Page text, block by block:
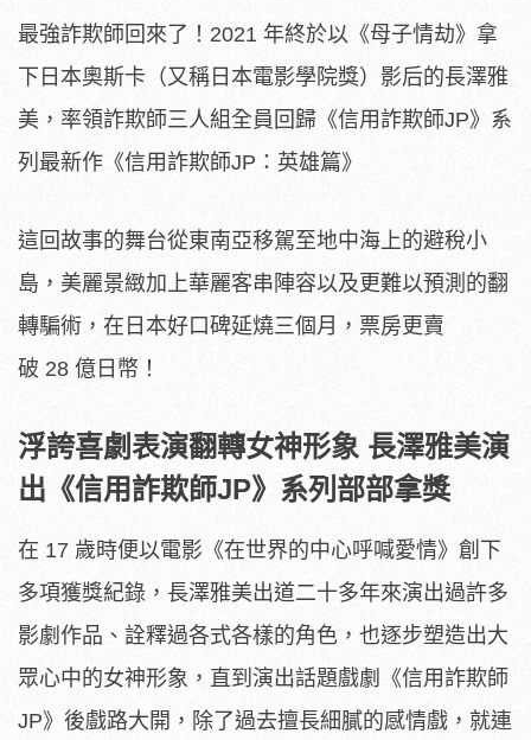
最強詐欺師回來了！2021 年終於以《母子情劫》拿
下日本奧斯卡（又稱日本電影學院獎）影后的長澤雅
美，率領詐欺師三人組全員回歸《信用詐欺師JP》系
列最新作《信用詐欺師JP：英雄篇》
這回故事的舞台從東南亞移駕至地中海上的避稅小
島， 美麗景緻加上華麗客串陣容以及更難以預測的翻
轉騙術， 在日本好口碑延燒三個月，票房更賣
破 28 億日幣！
浮誇喜劇表演翻轉女神形象 長澤雅美演
出《信用詐欺師JP》系列部部拿獎
在 17 歲時便以電影《在世界的中心呼喊愛情》創下
多項獲獎紀錄， 長澤雅美出道二十多年來演出過許多
影劇作品、 詮釋過各式各樣的角色，也逐步塑造出大
眾心中的女神形象， 直到演出話題戲劇《信用詐欺師
JP》後戲路大開， 除了過去擅長細膩的感情戲，就連